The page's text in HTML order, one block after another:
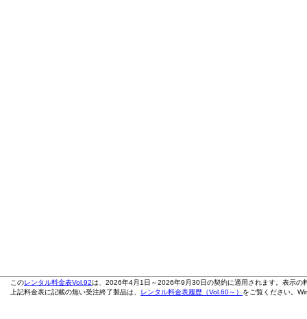
このレンタル料金表Vol.92は、2026年4月1日～2026年9月30日の契約に適用されます。表示
上記料金表に記載の無い受注終了製品は、 レンタル料金表履歴（Vol.60～） をご覧ください。